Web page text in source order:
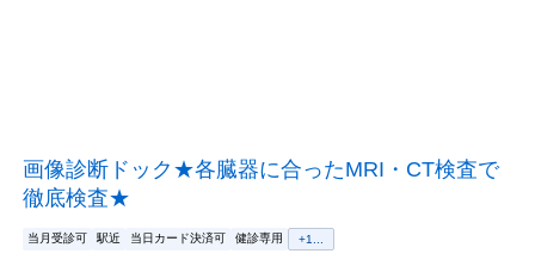
画像診断ドック★各臓器に合ったMRI・CT検査で
徹底検査★
当月受診可 駅近 当日カード決済可 健診専用 +1...